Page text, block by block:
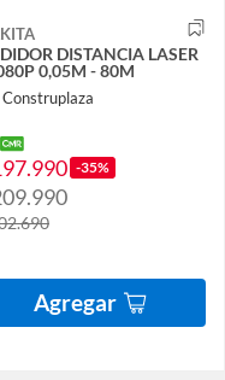
DISTANCIA LASER
0,05M - 80M
Construplaza
-35%
Agregar